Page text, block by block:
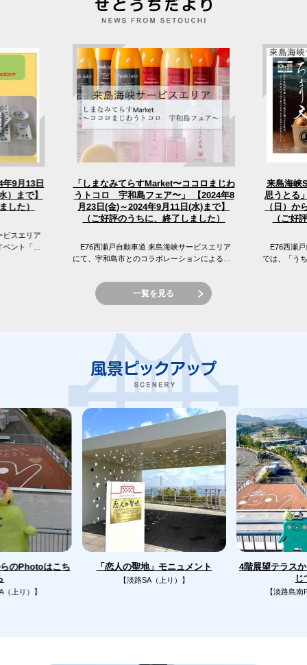
9月13日
）まで】
した）
スエリア
ント「え
「しまなみてらすMarket〜ココロまじわ
うトコロ 宇和島フェア〜」 【2024年8
月23日(金)～2024年9月11日(水)まで】
（ご好評のうちに、終了しました）
E76西瀬戸自動車道 来島海峡サービスエリア
にて、宇和島市とのコラボレーションによる
ロ 宇和島フェア〜」を開催...
来島海峡
思うとる
（日）か
（ご好
E76西瀬戸
では、「う
一覧を見る
のPhotoはこち
（上り）】
「恋人の聖地」モニュメント
【淡路SA（上り）】
4階展望テラス
じ
【淡路島南